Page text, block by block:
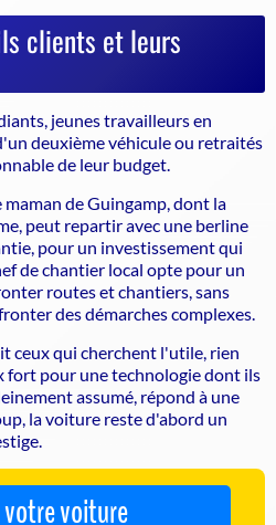
clients et leurs
jeunes travailleurs en
deuxième véhicule ou retraités
de leur budget.
de Guingamp, dont la
peut repartir avec une berline
pour un investissement qui
de chantier local opte pour un
routes et chantiers, sans
des démarches complexes.
ceux qui cherchent l'utile, rien
fort pour une technologie dont ils
assumé, répond à une
la voiture reste d'abord un
voiture